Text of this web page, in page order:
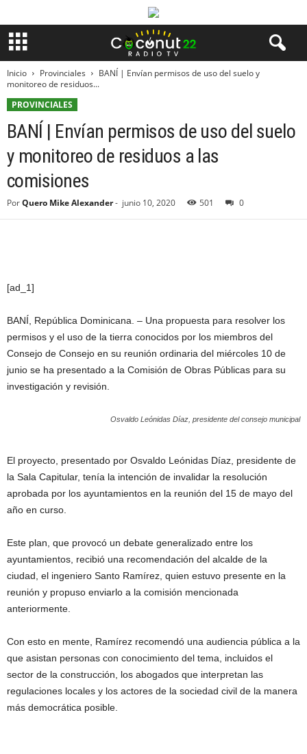
Inicio Provinciales
BANÍ | Envían permisos de uso del suelo y
monitoreo de residuos...
PROVINCIALES
BANÍ | Envían permisos de uso del suelo
y monitoreo de residuos a las
comisiones
PorQuero Mike Alexander- junio 10, 2020 501 0
[ad_1]
BANÍ, República Dominicana. – Una propuesta para resolver los
permisos y el uso de la tierra conocidos por los miembros del
Consejo de Consejo en su reunión ordinaria del miércoles 10 de
junio se ha presentado a la Comisión de Obras Públicas para su
investigación y revisión.
Osvaldo Leónidas Díaz, presidente del consejo municipal
El proyecto, presentado por Osvaldo Leónidas Díaz, presidente de
la Sala Capitular, tenía la intención de invalidar la resolución
aprobada por los ayuntamientos en la reunión del 15 de mayo del
año en curso.
Este plan, que provocó un debate generalizado entre los
ayuntamientos, recibió una recomendación del alcalde de la
ciudad, el ingeniero Santo Ramírez, quien estuvo presente en la
reunión y propuso enviarlo a la comisión mencionada
anteriormente.
Con esto en mente, Ramírez recomendó una audiencia pública a la
que asistan personas con conocimiento del tema, incluidos el
sector de la construcción, los abogados que interpretan las
regulaciones locales y los actores de la sociedad civil de la manera
más democrática posible.